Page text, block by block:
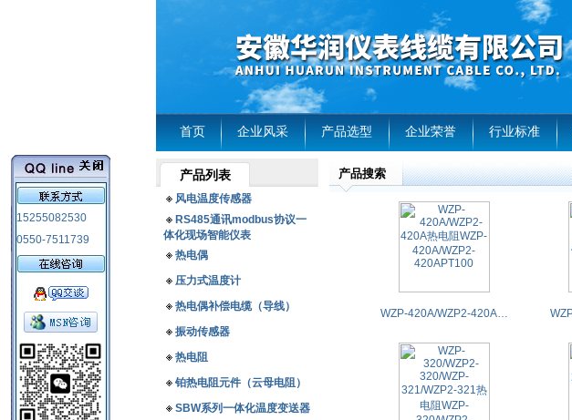
首页 企业风采 产品选型 企业荣誉 行业标准
15255082530
0550-7511739
产品列表
风电温度传感器
RS485通讯modbus协议一
体化现场智能仪表
热电偶
压力式温度计
热电偶补偿电缆（导线）
振动传感器
热电阻
铂热电阻元件（云母电阻）
SBW系列一体化温度变送器
产品搜索
WZP-420A/WZP2-420A热电阻WZP-420A/WZP2-420APT100